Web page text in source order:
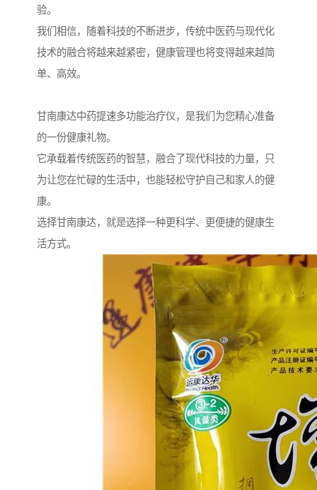
验。
我们相信，随着科技的不断进步，传统中医药与现代化
技术的融合将越来越紧密，健康管理也将变得越来越简
单、高效。
甘南康达中药提速多功能治疗仪，是我们为您精心准备
的一份健康礼物。
它承载着传统医药的智慧，融合了现代科技的力量，只
为让您在忙碌的生活中，也能轻松守护自己和家人的健
康。
选择甘南康达，就是选择一种更科学、更便捷的健康生
活方式。